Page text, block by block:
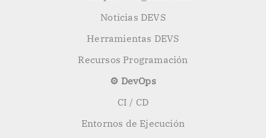
Noticias DEVS
Herramientas DEVS
Recursos Programación
⚙️ DevOps
CI / CD
Entornos de Ejecución